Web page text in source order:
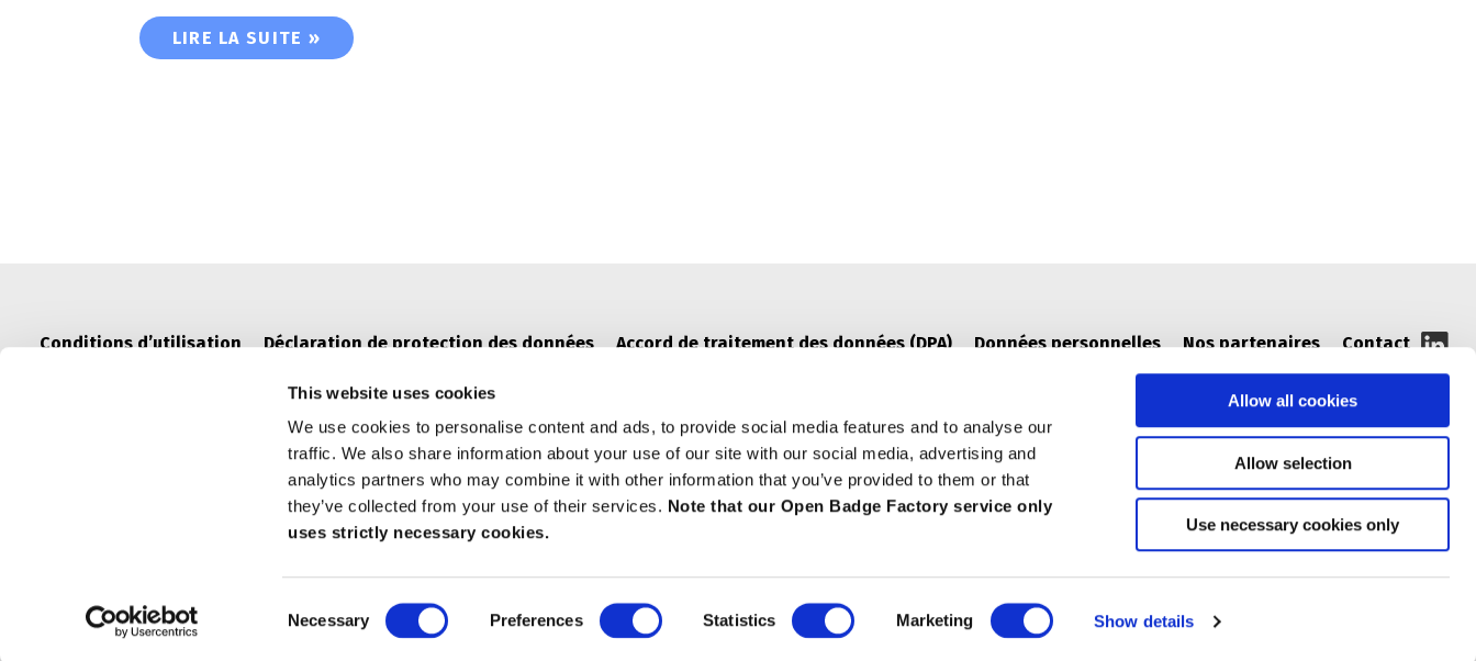
This website uses cookies
We use cookies to personalise content and ads, to provide social media features and to analyse our
traffic. We also share information about your use of our site with our social media, advertising and
analytics partners who may combine it with other information that you’ve provided to them or that
they’ve collected from your use of their services. Note that our Open Badge Factory service only
uses strictly necessary cookies.
Selection
Necessary Preferences Statistics Marketing Show details
Allow all cookies
Allow selection
Use necessary cookies only
OPEN BADGE PASSPORT RENFORCE LA PROTECTION DES UTILISATEURS MINEURS
LIRE LA SUITE »
Conditions d’utilisation Déclaration de protection des données Accord de traitement des données (DPA) Données personnelles Nos partenaires Contact